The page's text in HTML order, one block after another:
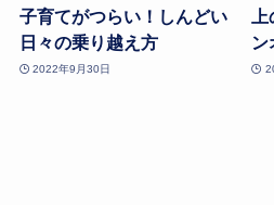
子育てがつらい！しんどい
日々の乗り越え方
2022年9月30日
ン